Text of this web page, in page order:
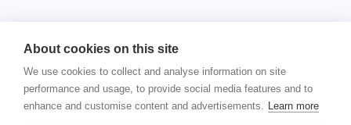
Nenhum item encontrado.
About cookies on this site
We use cookies to collect and analyse information on site
performance and usage, to provide social media features and to
enhance and customise content and advertisements. Learn more